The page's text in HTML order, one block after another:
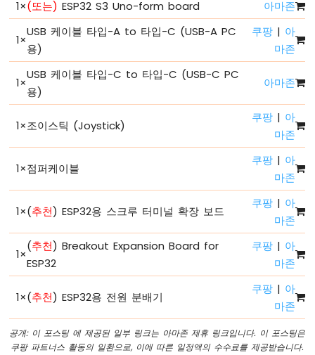
이
크
로
파
이
페
드
LED
ESP32
이
크
로
파
썬
-
LED
ESP32
마
이
1×(또는) ESP32 S3 Uno-form board 아마존
1×
USB 케이블 타입-A to 타입-C (USB-A PC
용)
쿠팡 | 아
마존
1×
USB 케이블 타입-C to 타입-C (USB-C PC
용)
아마존
1×조이스틱 (Joystick)
쿠팡 | 아
마존
1×점퍼케이블
쿠팡 | 아
마존
1×(추천) ESP32용 스크루 터미널 확장 보드
쿠팡 | 아
마존
1×
(추천) Breakout Expansion Board for
ESP32
쿠팡 | 아
마존
1×(추천) ESP32용 전원 분배기
쿠팡 | 아
마존
공개: 이 포스팅 에 제공된 일부 링크는 아마존 제휴 링크입니다. 이 포스팅은
쿠팡 파트너스 활동의 일환으로, 이에 따른 일정액의 수수료를 제공받습니다.